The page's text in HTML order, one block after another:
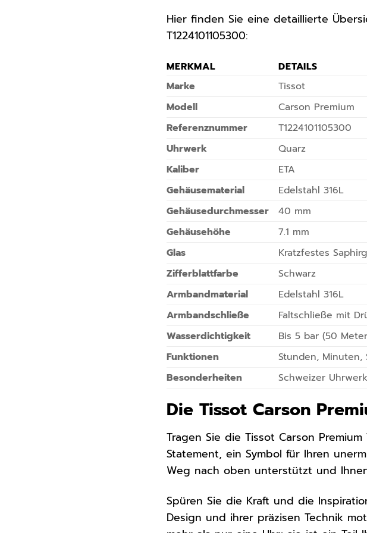
Hier finden Sie eine detaillierte
T1224101105300:
MERKMAL
DETAILS
Marke
Tissot
Modell
Carson Premium
Referenznummer
T1224101105300
Uhrwerk
Quarz
Kaliber
ETA
Gehäusematerial
Edelstahl 316L
Gehäusedurchmesser
40 mm
Gehäusehöhe
7.1 mm
Glas
Kratzfestes
Zifferblattfarbe
Schwarz
Armbandmaterial
Edelstahl 316L
Armbandschließe
Faltschließe mit
Wasserdichtigkeit
Bis 5 bar (50
Funktionen
Stunden, Minuten,
Besonderheiten
Schweizer
Die Tissot Carson
Tragen Sie die Tissot Carson
Statement, ein Symbol für Ihren
Weg nach oben unterstützt und
Spüren Sie die Kraft und die
Design und ihrer präzisen Technik